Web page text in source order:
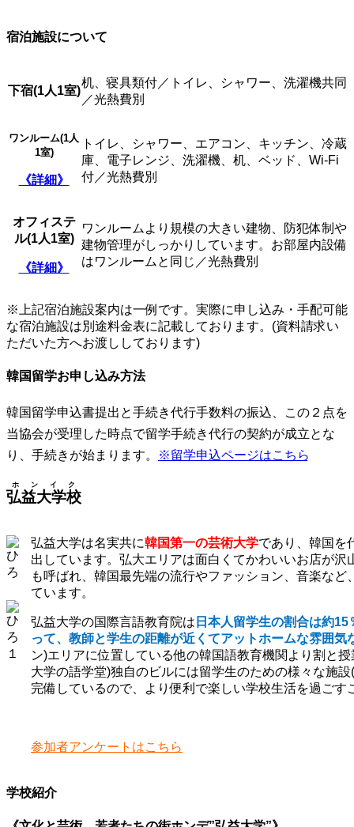
宿泊施設について
下宿(1人1室)
机、寝具類付／トイレ、シャワー、洗濯機共同
／光熱費別
ワンルーム(1人
1室)
《詳細》
トイレ、シャワー、エアコン、キッチン、冷蔵
庫、電子レンジ、洗濯機、机、ベッド、Wi-Fi
付／光熱費別
オフィステ
ル(1人1室)
《詳細》
ワンルームより規模の大きい建物、防犯体制や
建物管理がしっかりしています。お部屋内設備
はワンルームと同じ／光熱費別
※上記宿泊施設案内は一例です。実際に申し込み・手配可能
な宿泊施設は別途料金表に記載しております。(資料請求い
ただいた方へお渡ししております)
韓国留学お申し込み方法
韓国留学申込書提出と手続き代行手数料の振込、この２点を
当協会が受理した時点で留学手続き代行の契約が成立とな
り、手続きが始まります。
※留学申込ページはこちら
弘益大学校
ホンイク
弘益大学は名実共に韓国第一の芸術大学であり、韓国を
出しています。弘大エリアは面白くてかわいいお店が沢
も呼ばれ、韓国最先端の流行やファッション、音楽な
ています。
弘益大学の国際言語教育院は 日本人留学生の割合は約
って、教師と学生の距離が近くてアットホームな雰囲気
ン)エリアに位置している他の韓国語教育機関より割と
大学の語学堂)独自のビルには留学生のための様々な施
完備しているので、より便利で楽しい学校生活を過ごす
参加者アンケートはこちら
学校紹介